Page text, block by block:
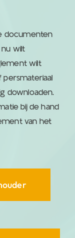
documenten
wilt
wilt
downloaden.
bij de hand
van het